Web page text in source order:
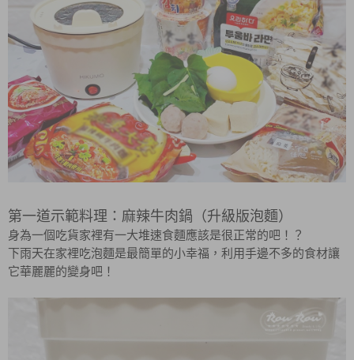
第一道示範料理：麻辣牛肉鍋（升級版泡麵）
身為一個吃貨家裡有一大堆速食麵應該是很正常的吧！？
下雨天在家裡吃泡麵是最簡單的小幸福，利用手邊不多的食材讓
它華麗麗的變身吧！